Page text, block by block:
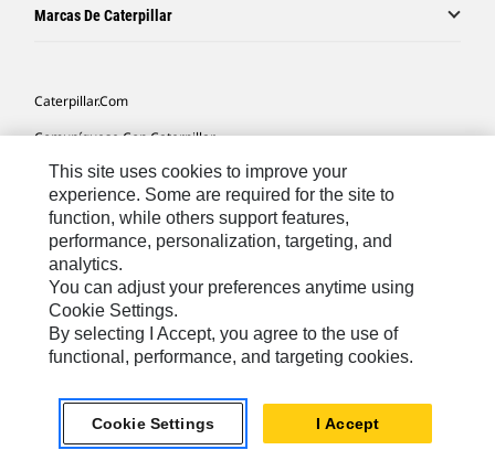
Marcas De Caterpillar
Caterpillar.com
Comuníquese Con Caterpillar
Mis Preferencias De Marketing
Mapa Del Sitio
Cookie Settings
Avisos Legales
Privacidad
Español
reservados.
This site uses cookies to improve your
experience. Some are required for the site to
function, while others support features,
performance, personalization, targeting, and
analytics.
You can adjust your preferences anytime using
Cookie Settings.
By selecting I Accept, you agree to the use of
functional, performance, and targeting cookies.
Cookie Settings I Accept